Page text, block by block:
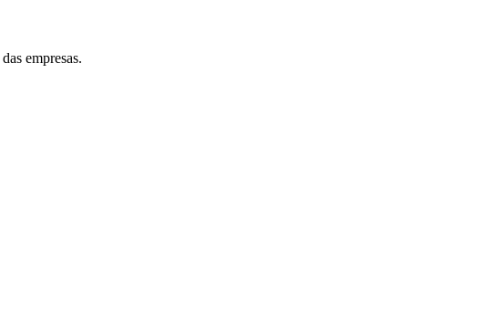
empresas.